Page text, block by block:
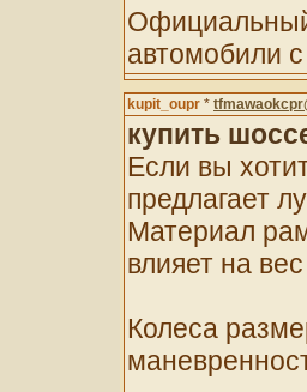
автомобили
kupit_oupr *
купить
Если вы
предлагает
Материал
влияет на
Колеса